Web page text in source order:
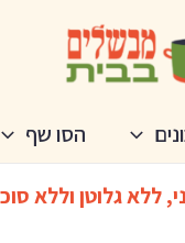
הסו שף
ללא גלוטן וללא